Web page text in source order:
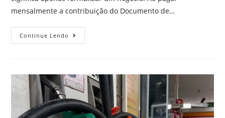
mensalmente a contribuição do Documento de…
Continue Lendo